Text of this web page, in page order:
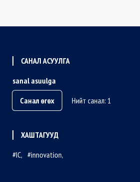
САНАЛ АСУУЛГА
sanal asuulga
Санал өгөх
Нийт санал: 1
ХАШТАГУУД
IC
innovation